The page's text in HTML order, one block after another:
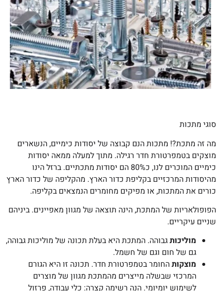
סוגי מתכות
מה זה מתכת?! מתכות הנם קבוצה של יסודות כימיים, הנשארים
מוצקים בטמפרטורת חדר רגילה. מתוך למעלה ממאה יסודות
כימיים המוכרים לנו, כ80% הם יסודות מתכתיים. ברזל הינו
מהיסודות המרכזיים בקליפת כדור הארץ. מהקליפה של כדור הארץ
כורים את המתכות, או מפיקים מחומרים הנמצאים בקליפה.
הפופולאריות של המתכת, הינה תוצאה של מגוון מאפיינים. ביניהם
שניים עיקריים.
מוליכותגבוהה. המתכת היא בעלת תכונה של מוליכות גבוהה,
גם של חום וגם של חשמל.
מוצקותהחומר בטמפרטורת חדר. תכונה זו היא הגורם
המרכזי שבשלה מייצרים מהמתכת מגוון של מוצרים
לשימוש יומיומי. הנה רשימה קצרה: כלי עבודה, פרזול